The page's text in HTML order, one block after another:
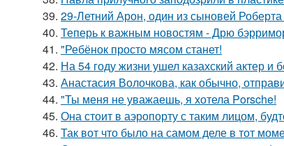
39. 29-Летний Арон, один из сыновей
40. Теперь к важным новостям - Дрю
41. "Ребёнок просто мясом станет!
42. На 54 году жизни ушел казахский актер и
43. Анастасия Волочкова, как обычно,
44. "Ты меня не уважаешь, я хотела Porsche!
45. Она стоит в аэропорту с таким лицом,
46. Так вот что было на самом деле в тот